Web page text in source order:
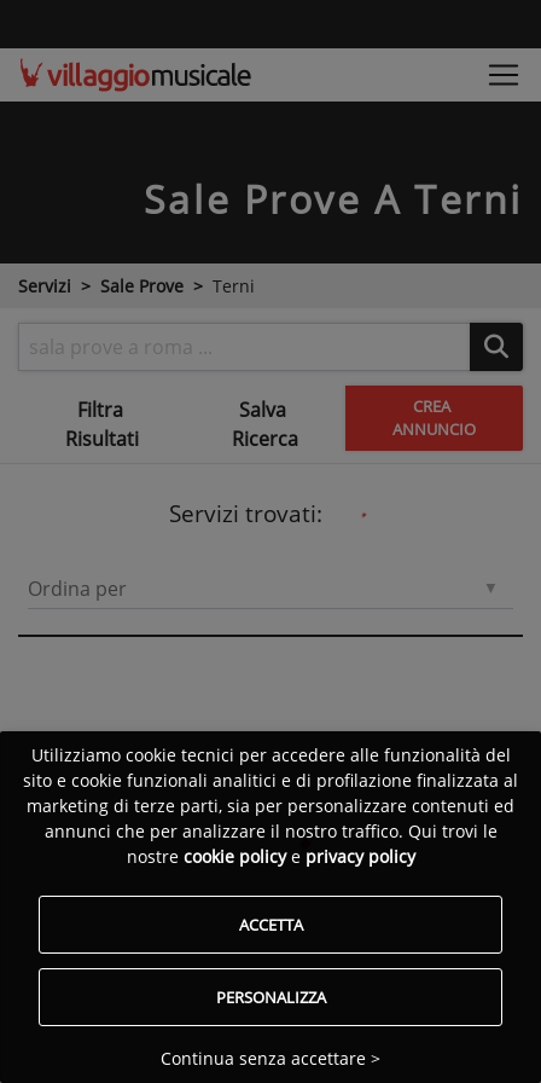
Sale Prove A Terni
Servizi Sale Prove Terni
Filtra
Risultati
Salva
Ricerca
CREA
ANNUNCIO
Servizi trovati:
Ordina per
Utilizziamo cookie tecnici per accedere alle funzionalità del
sito e cookie funzionali analitici e di profilazione finalizzata al
marketing di terze parti, sia per personalizzare contenuti ed
annunci che per analizzare il nostro traffico. Qui trovi le
nostre cookie policye privacy policy
ACCETTA
PERSONALIZZA
Continua senza accettare >